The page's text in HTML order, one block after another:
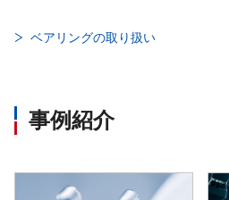
ベアリングの取り扱い
事例紹介